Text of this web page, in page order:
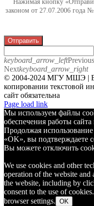
Нажимая кнопку
законом от 27.07.2006 года
Отправить
keyboard_arrow_leftPrevious
Nextkeyboard_arrow_right
© 2004-2024 МГУ МШЭ |
копировании текстовой
сайт обязательна
Telegram
Page load link
Мы используем файлы
обеспечения работы
Продолжая
«OK», вы подтверждаете
Вы можете отключить
We use cookies and other
operation of the website and
the website, including by
consent to the use of
browser settings. OK